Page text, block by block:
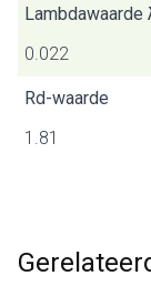
Lambdawaarde
0.022
Rd-waarde
1.81